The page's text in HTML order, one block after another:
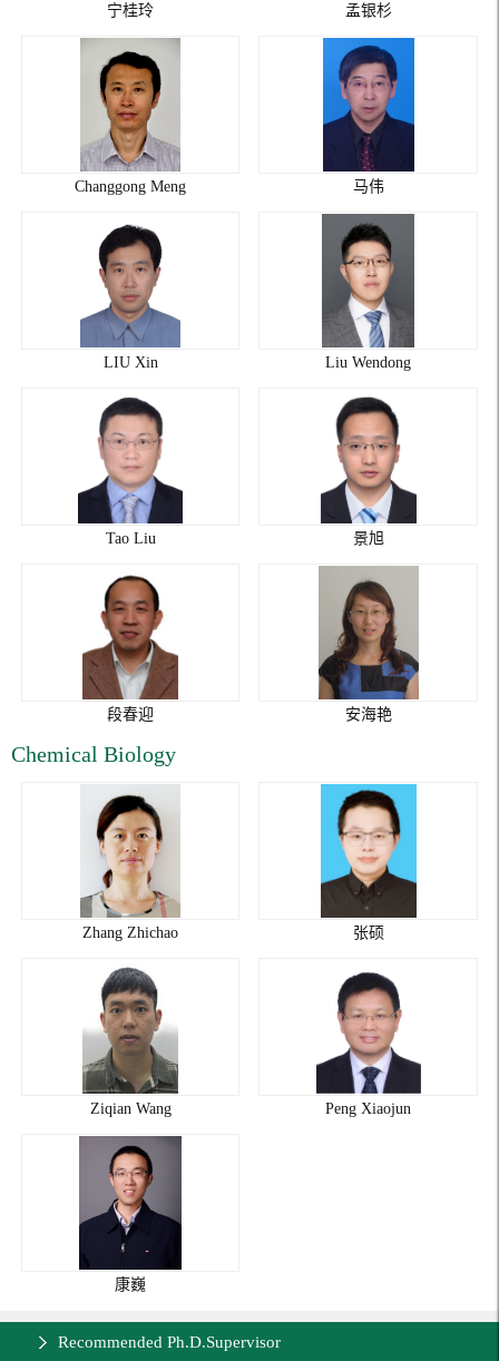
宁桂玲 孟银杉
Changgong Meng 马伟
LIU Xin Liu Wendong
Tao Liu 景旭
段春迎 安海艳
Chemical Biology
Zhang Zhichao 张硕
Ziqian Wang Peng Xiaojun
康巍
Recommended Ph.D.Supervisor